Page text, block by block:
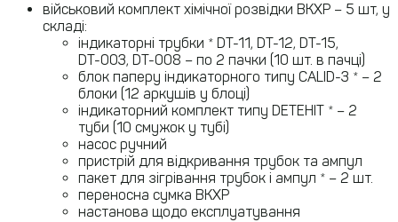
військовий комплект хімічної розвідки ВКХР – 5 шт, у
складі:
індикаторні трубки * DТ-11, DТ-12, DТ-15,
DТ-003, DТ-008 – по 2 пачки (10 шт. в пачці)
блок паперу індикаторного типу CALID-3 * – 2
блоки (12 аркушів у блоці)
індикаторний комплект типу DETEHIT * – 2
туби (10 смужок у тубі)
насос ручний
пристрій для відкривання трубок та ампул
пакет для зігрівання трубок і ампул * – 2 шт.
переносна сумка ВКХР
настанова щодо експлуатування